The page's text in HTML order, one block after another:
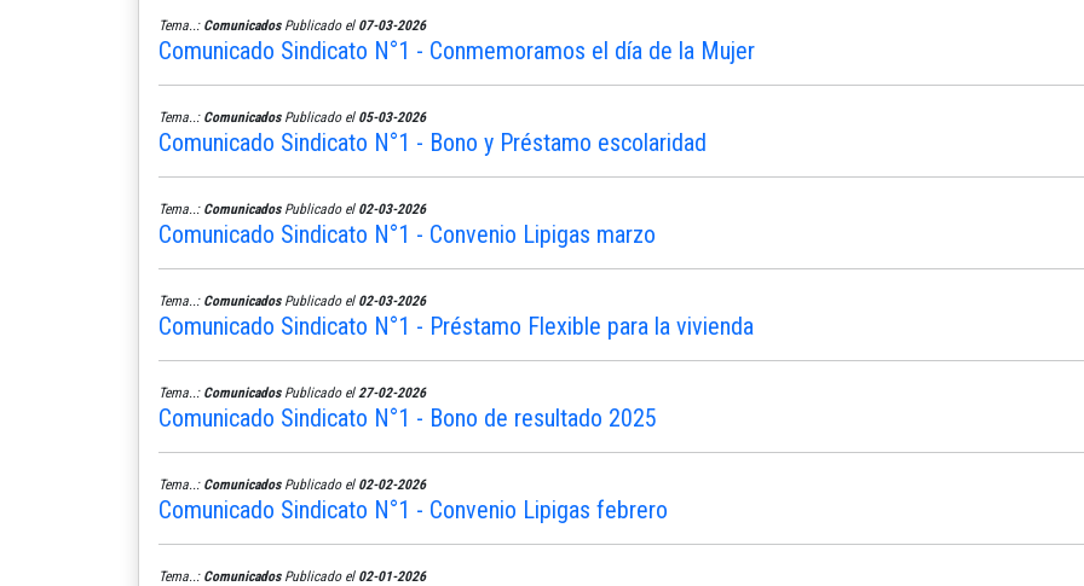
Tema..: ComunicadosPublicado el 07-03-2026
Comunicado Sindicato N°1 - Conmemoramos el día de la Mujer
Tema..: ComunicadosPublicado el 05-03-2026
Comunicado Sindicato N°1 - Bono y Préstamo escolaridad
Tema..: ComunicadosPublicado el 02-03-2026
Comunicado Sindicato N°1 - Convenio Lipigas marzo
Tema..: ComunicadosPublicado el 02-03-2026
Comunicado Sindicato N°1 - Préstamo Flexible para la vivienda
Tema..: ComunicadosPublicado el27-02-2026
Comunicado Sindicato N°1 - Bono de resultado 2025
Tema..: ComunicadosPublicado el 02-02-2026
Comunicado Sindicato N°1 - Convenio Lipigas febrero
Tema..: ComunicadosPublicado el 02-01-2026